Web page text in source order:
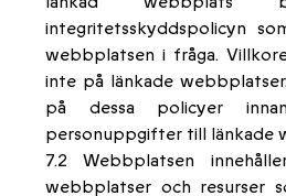
integritetsskyddspolicyn
webbplatsen i fråga.
inte på länkade
på dessa policyer
personuppgifter till länkade
7.2 Webbplatsen
webbplatser och resurser